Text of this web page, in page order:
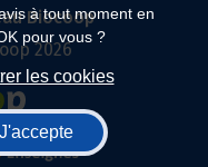
à tout moment en
pour vous ?
les cookies
J'accepte
Biocoop
2026